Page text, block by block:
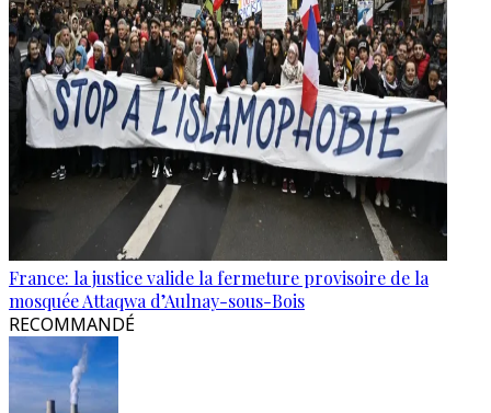
France: la justice valide la fermeture provisoire de la
mosquée Attaqwa d’Aulnay-sous-Bois
RECOMMANDÉ